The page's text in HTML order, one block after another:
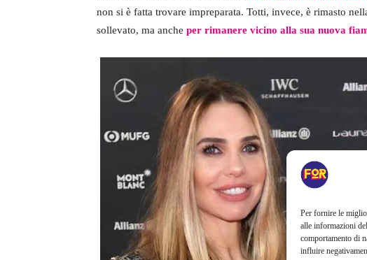
Per fornire le
alle informazioni
comportamento di
influire
non si è fatta trovare impreparata. Totti, invece, è rimasto
sollevato, ma anche per rimanere vicino alla sua nuova